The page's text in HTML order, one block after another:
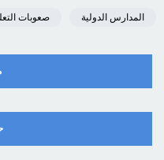
المدارس الدولية صعوبات